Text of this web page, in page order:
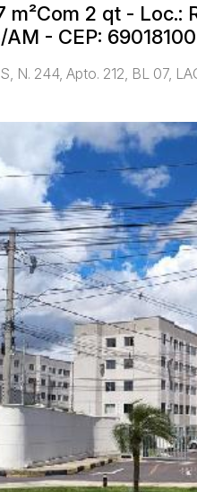
m²Com 2 qt - Loc.:
- CEP: 69018100
N. 244, Apto. 212, BL 07,